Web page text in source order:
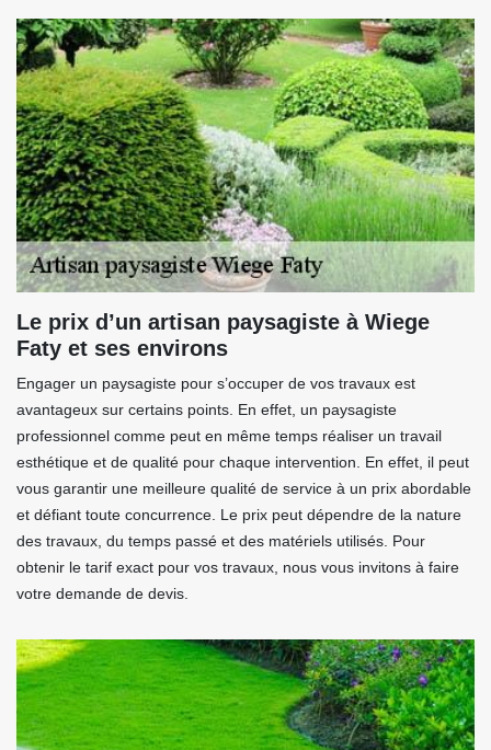
Le prix d’un artisan paysagiste à Wiege
Faty et ses environs
Engager un paysagiste pour s’occuper de vos travaux est
avantageux sur certains points. En effet, un paysagiste
professionnel comme peut en même temps réaliser un travail
esthétique et de qualité pour chaque intervention. En effet, il peut
vous garantir une meilleure qualité de service à un prix abordable
et défiant toute concurrence. Le prix peut dépendre de la nature
des travaux, du temps passé et des matériels utilisés. Pour
obtenir le tarif exact pour vos travaux, nous vous invitons à faire
votre demande de devis.